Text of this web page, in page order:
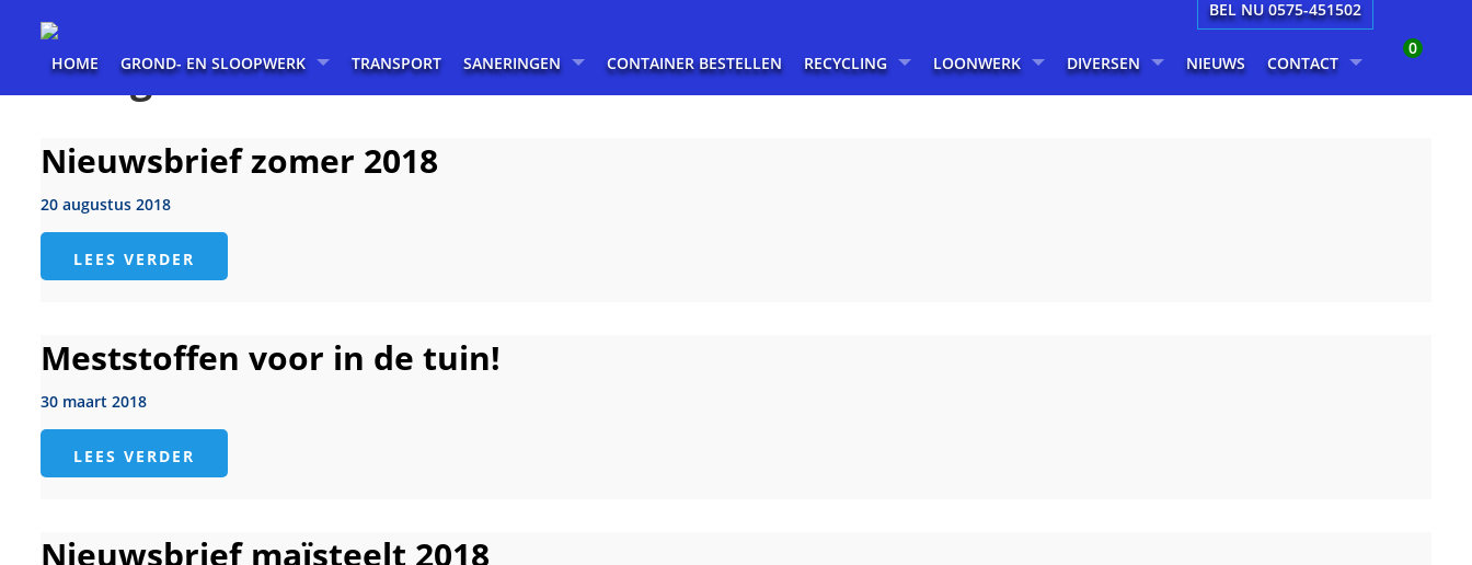
HOME GROND- EN SLOOPWERK TRANSPORT SANERINGEN CONTAINER BESTELLEN RECYCLING LOONWERK DIVERSEN NIEUWS CONTACT
BEL NU 0575-451502
0
Categorie: De Covik
Nieuwsbrief zomer 2018
20 augustus 2018
LEES VERDER
Meststoffen voor in de tuin!
30 maart 2018
LEES VERDER
Nieuwsbrief maïsteelt 2018